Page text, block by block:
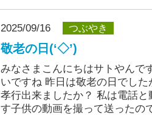
2025/09/16 つぶやき
敬老の日(‘◇’)ゞ
みなさまこんにちはサトやんで
いですね 昨日は敬老の日でし
孝行出来ましたか？ 私は電話
す子供の動画を撮って送ったの